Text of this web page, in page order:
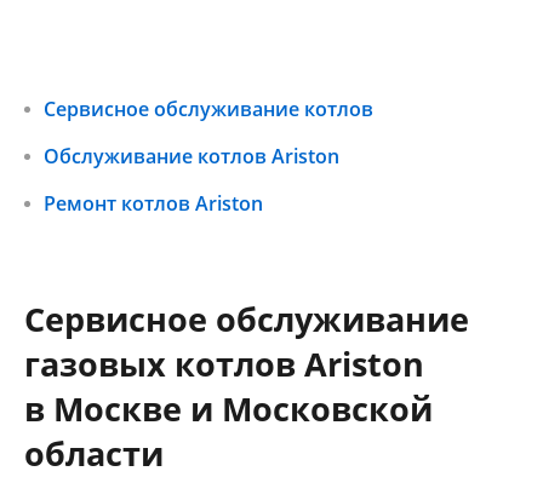
Сервисное обслуживание котлов
Обслуживание котлов Ariston
Ремонт котлов Ariston
Сервисное обслуживание
газовых котлов Ariston
в Москве и Московской
области